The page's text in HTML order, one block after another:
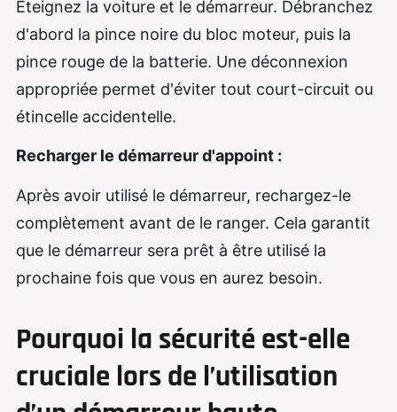
Éteignez la voiture et le démarreur. Débranchez
d'abord la pince noire du bloc moteur, puis la
pince rouge de la batterie. Une déconnexion
appropriée permet d'éviter tout court-circuit ou
étincelle accidentelle.
Recharger le démarreur d'appoint :
Après avoir utilisé le démarreur, rechargez-le
complètement avant de le ranger. Cela garantit
que le démarreur sera prêt à être utilisé la
prochaine fois que vous en aurez besoin.
Pourquoi la sécurité est-elle
cruciale lors de l’utilisation